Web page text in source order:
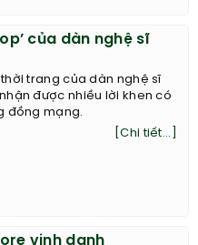
của dàn nghệ sĩ
trang của dàn nghệ sĩ
được nhiều lời khen có
đồng mạng.
[Chi tiết...]
vinh danh